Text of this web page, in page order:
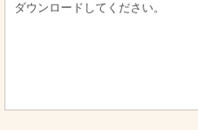
ダウンロードしてください。